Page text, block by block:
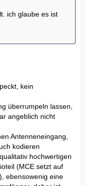
ich glaube es ist
kein
überrumpeln lassen,
angeblich nicht
Antenneneingang,
kodieren
hochwertigen
(MCE setzt auf
ebensowenig eine